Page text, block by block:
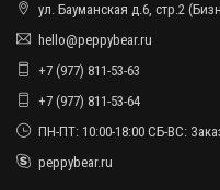
ул. Бауманская д.6, стр.2
hello@peppybear.ru
+7 (977) 811-53-63
+7 (977) 811-53-64
ПН-ПТ: 10:00-18:00 СБ-ВС:
peppybear.ru